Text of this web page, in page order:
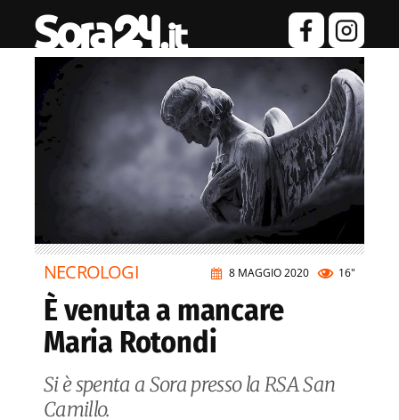
8 MAGGIO 2020 16"
NECROLOGI
È venuta a mancare
Maria Rotondi
Si è spenta a Sora presso la RSA San
Camillo.